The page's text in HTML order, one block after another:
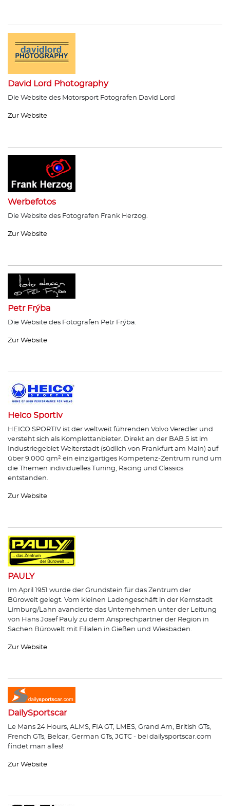
David Lord Photography
Die Website des Motorsport Fotografen David Lord
Zur Website
Werbefotos
Die Website des Fotografen Frank Herzog.
Zur Website
Petr Frýba
Die Website des Fotografen Petr Frýba.
Zur Website
Heico Sportiv
HEICO SPORTIV ist der weltweit führenden Volvo Veredler und
versteht sich als Komplettanbieter. Direkt an der BAB 5 ist im
Industriegebiet Weiterstadt (südlich von Frankfurt am Main) auf
über 9.000 qm² ein einzigartiges Kompetenz-Zentrum rund um
die Themen individuelles Tuning, Racing und Classics
entstanden.
Zur Website
PAULY
Im April 1951 wurde der Grundstein für das Zentrum der
Bürowelt gelegt. Vom kleinen Ladengeschäft in der Kernstadt
Limburg/Lahn avancierte das Unternehmen unter der Leitung
von Hans Josef Pauly zu dem Ansprechpartner der Region in
Sachen Bürowelt mit Filialen in Gießen und Wiesbaden.
Zur Website
DailySportscar
Le Mans 24 Hours, ALMS, FIA GT, LMES, Grand Am, British GTs,
French GTs, Belcar, German GTs, JGTC - bei dailysportscar.com
findet man alles!
Zur Website